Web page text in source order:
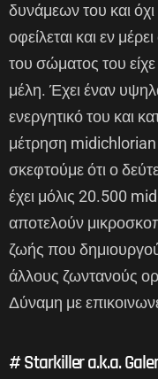
δυνάμεων του και
οφείλεται και εν
του σώματος του είχε
μέλη. Έχει έναν
ενεργητικό του και
μέτρηση midichlorian
σκεφτούμε ότι ο
έχει μόλις 20.500
αποτελούν
ζωής που
άλλους ζωντανούς
Δύναμη με
# Starkiller a.k.a.